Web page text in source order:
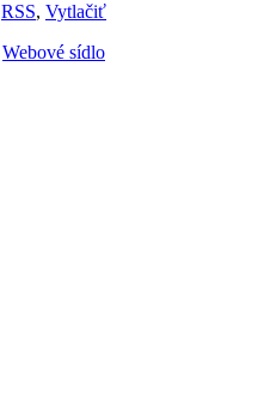
RSS, Vytlačiť
Webové sídlo